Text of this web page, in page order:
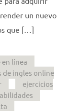
un nuevo
que […]
línea
de ingles online
ejercicios